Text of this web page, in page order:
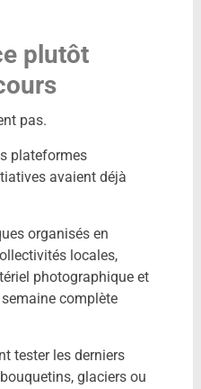
plutôt
pas.
plateformes
avaient déjà
organisés en
locales,
photographique et
complète
tester les derniers
glaciers ou